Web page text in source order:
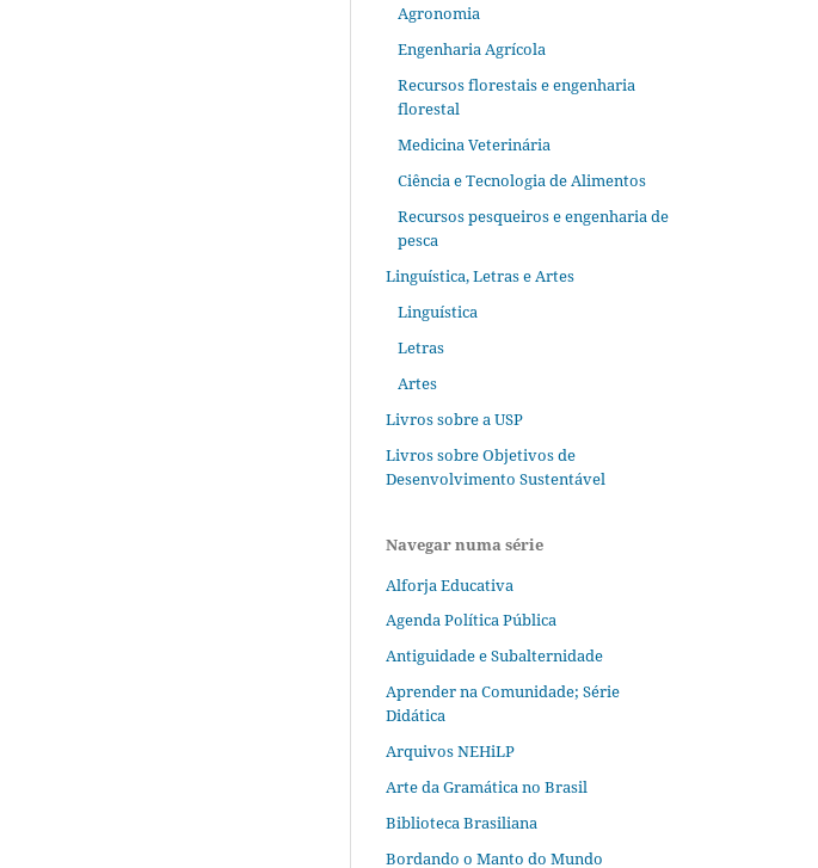
Agronomia
Engenharia Agrícola
Recursos florestais e engenharia
florestal
Medicina Veterinária
Ciência e Tecnologia de Alimentos
Recursos pesqueiros e engenharia de
pesca
Linguística, Letras e Artes
Linguística
Letras
Artes
Livros sobre a USP
Livros sobre Objetivos de
Desenvolvimento Sustentável
Navegar numa série
Alforja Educativa
Agenda Política Pública
Antiguidade e Subalternidade
Aprender na Comunidade; Série
Didática
Arquivos NEHiLP
Arte da Gramática no Brasil
Biblioteca Brasiliana
Bordando o Manto do Mundo